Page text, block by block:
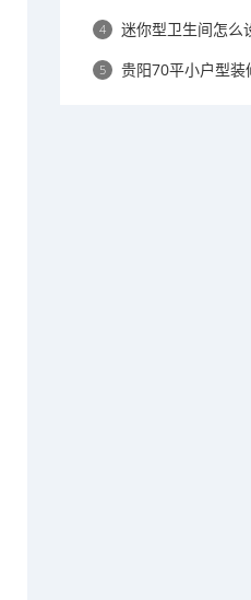
4 迷你型卫生间怎么
5 贵阳70平小户型装